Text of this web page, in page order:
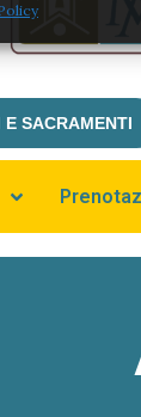
SACRAMENTI